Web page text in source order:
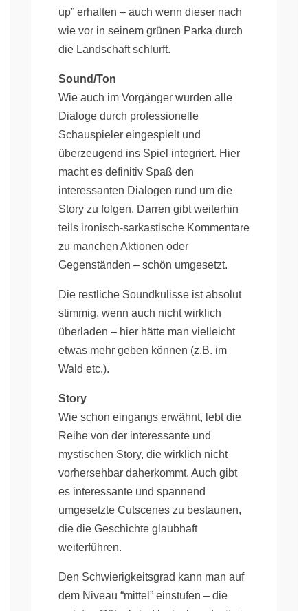
up” erhalten – auch wenn dieser nach
wie vor in seinem grünen Parka durch
die Landschaft schlurft.
Sound/Ton
Wie auch im Vorgänger wurden alle
Dialoge durch professionelle
Schauspieler eingespielt und
überzeugend ins Spiel integriert. Hier
macht es definitiv Spaß den
interessanten Dialogen rund um die
Story zu folgen. Darren gibt weiterhin
teils ironisch-sarkastische Kommentare
zu manchen Aktionen oder
Gegenständen – schön umgesetzt.
Die restliche Soundkulisse ist absolut
stimmig, wenn auch nicht wirklich
überladen – hier hätte man vielleicht
etwas mehr geben können (z.B. im
Wald etc.).
Story
Wie schon eingangs erwähnt, lebt die
Reihe von der interessante und
mystischen Story, die wirklich nicht
vorhersehbar daherkommt. Auch gibt
es interessante und spannend
umgesetzte Cutscenes zu bestaunen,
die die Geschichte glaubhaft
weiterführen.
Den Schwierigkeitsgrad kann man auf
dem Niveau “mittel” einstufen – die